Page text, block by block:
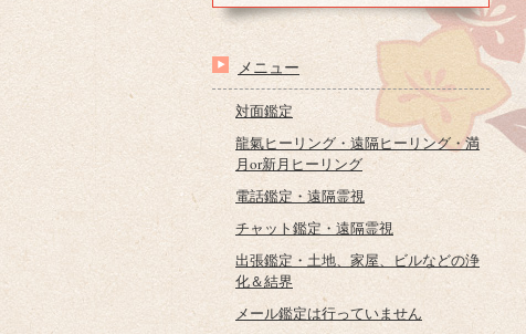
メニュー
対面鑑定
龍氣ヒーリング・遠隔ヒーリング・満
月or新月ヒーリング
電話鑑定・遠隔霊視
チャット鑑定・遠隔霊視
出張鑑定・土地、家屋、ビルなどの浄
化＆結界
メール鑑定は行っていません